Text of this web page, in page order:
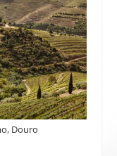
Douro